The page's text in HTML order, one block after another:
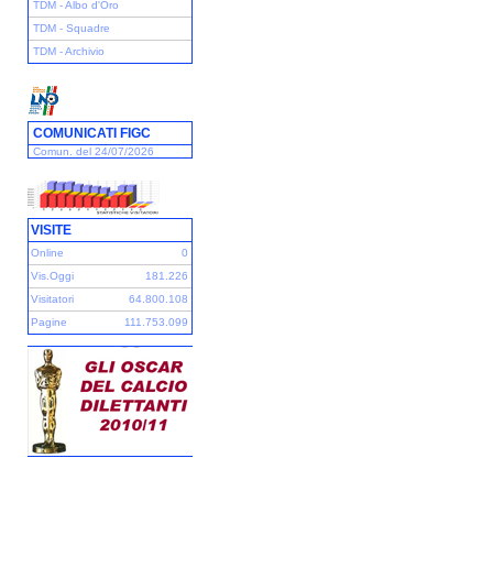
TDM - Albo d'Oro
TDM - Squadre
TDM - Archivio
COMUNICATI FIGC
Comun. del 24/07/2026
VISITE
Online
0
Vis.Oggi
181.226
Visitatori
64.800.108
Pagine
111.753.099